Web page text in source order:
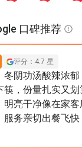
口碑推荐
评分：4.7 星
冬阴功汤酸辣浓
，份量扎实又划
明亮干净像在家
服务亲切出餐飞